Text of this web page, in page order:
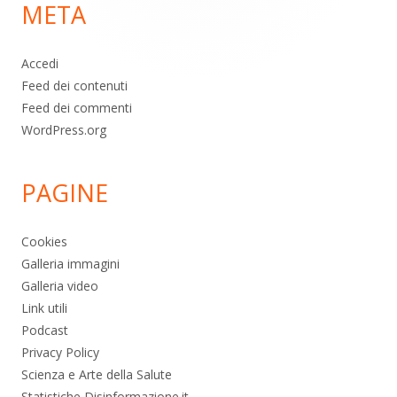
pagina
META
Accedi
Feed dei contenuti
Feed dei commenti
WordPress.org
PAGINE
Cookies
Galleria immagini
Galleria video
Link utili
Podcast
Privacy Policy
Scienza e Arte della Salute